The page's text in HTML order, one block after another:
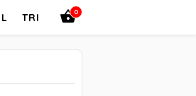
0
TRI